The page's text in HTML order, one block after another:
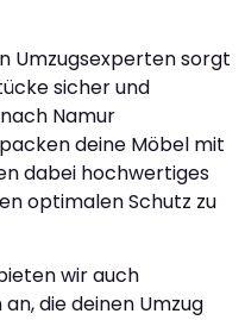
Umzugsexperten sorgt
sicher und
Namur
deine Möbel mit
dabei hochwertiges
optimalen Schutz zu
wir auch
die deinen Umzug